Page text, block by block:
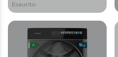
Esaurito